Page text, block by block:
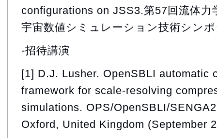
configurations on JSS3.第57回流体力
宇宙数値シミュレーション技術シン
-招待講演
[1] D.J. Lusher. OpenSBLI automatic
framework for scale-resolving
simulations. OPS/OpenSBLI/
Oxford, United Kingdom (September